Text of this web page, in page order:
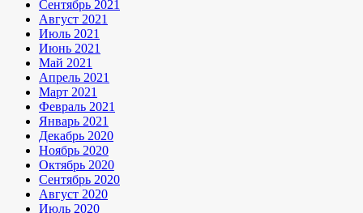
Сентябрь 2021
Август 2021
Июль 2021
Июнь 2021
Май 2021
Апрель 2021
Март 2021
Февраль 2021
Январь 2021
Декабрь 2020
Ноябрь 2020
Октябрь 2020
Сентябрь 2020
Август 2020
Июль 2020